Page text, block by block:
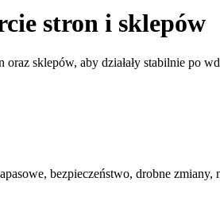
stron i sklepów
sklepów, aby działały stabilnie po
bezpieczeństwo, drobne